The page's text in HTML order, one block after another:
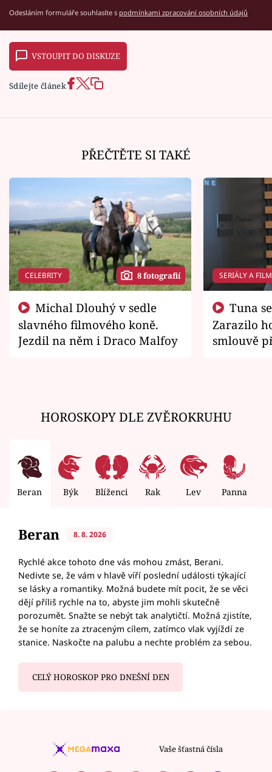
Odesláním formuláře souhlasíte s podmínkami zpracování osobních údajů
VSTOUPIT DO DISKUZE
Sdílejte článek
PŘEČTĚTE SI TAKÉ
CELEBRITY 8 fotografií
slavného filmového koně.
Jezdil na něm i Draco Malfoy
SERIÁLY A
Zarazilo
smlouvě
HOROSKOPY DLE ZVĚROKRUHU
Beran Býk Blíženci Rak Lev Panna
Beran 8. 8. 2026
Rychlé akce tohoto dne vás mohou zmást, Berani.
Nedivte se, že vám v hlavě víří poslední události týkající
se lásky a romantiky. Možná budete mít pocit, že se věci
dějí příliš rychle na to, abyste jim mohli skutečně
porozumět. Snažte se nebýt tak analytičtí. Možná zjistíte,
že se honíte za ztraceným cílem, zatímco vlak vyjíždí ze
stanice. Naskočte na palubu a nechte problém za sebou.
CELÝ HOROSKOP PRO DNEŠNÍ DEN
Vaše šťastná čísla